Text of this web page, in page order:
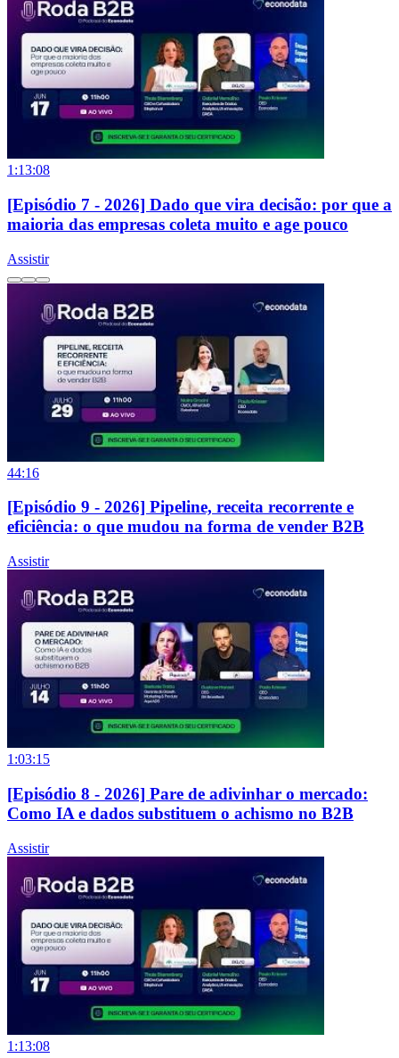
1:13:08
[Episódio 7 - 2026] Dado que vira decisão: por que a
maioria das empresas coleta muito e age pouco
Assistir
44:16
[Episódio 9 - 2026] Pipeline, receita recorrente e
eficiência: o que mudou na forma de vender B2B
Assistir
1:03:15
[Episódio 8 - 2026] Pare de adivinhar o mercado:
Como IA e dados substituem o achismo no B2B
Assistir
1:13:08